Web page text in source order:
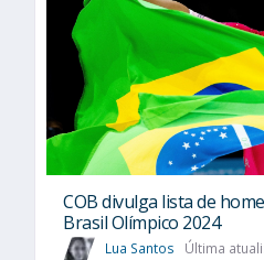
COB divulga lista de
Brasil Olímpico 2024
Lua Santos Última